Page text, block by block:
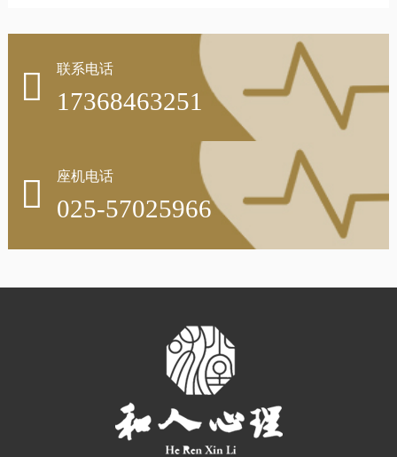
 联系电话
17368463251
 座机电话
025-57025966